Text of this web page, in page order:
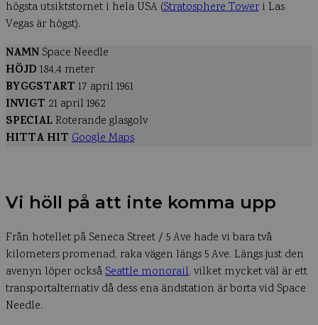
högsta utsiktstornet i hela USA (Stratosphere Tower i Las
Vegas är högst).
NAMNSpace Needle
HÖJD 184,4 meter
BYGGSTART 17 april 1961
INVIGT 21 april 1962
SPECIAL Roterande glasgolv
HITTA HIT Google Maps
Vi höll på att inte komma upp
Från hotellet på Seneca Street / 5 Ave hade vi bara två
kilometers promenad, raka vägen längs 5 Ave. Längs just den
avenyn löper ocksåSeattle monorail, vilket mycket väl är ett
transportalternativ då dess ena ändstation är borta vid Space
Needle.